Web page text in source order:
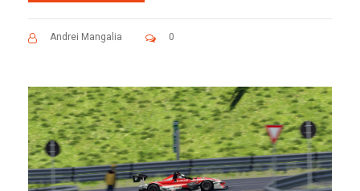
Andrei Mangalia 0